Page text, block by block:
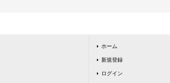
ホーム
新規登録
ログイン